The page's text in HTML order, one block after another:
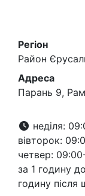
Регіон
Район
Адреса
Парань 9,
неділя:
вівторок:
четвер:
за 1 годину
годину після